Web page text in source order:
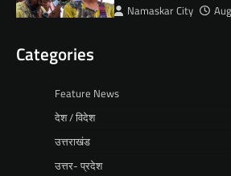
Namaskar City
Categories
Feature News
देश / विदेश
उत्तराखंड
उत्तर- प्रदेश